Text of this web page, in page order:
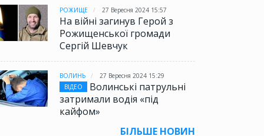
РОЖИЩЕ 27 Вересня 2024 15:57
На війні загинув Герой з
Рожищенської громади
Сергій Шевчук
ВОЛИНЬ
27 Вересня 2024 15:29
ВІДЕО
Волинські патрульні
затримали водія «під
кайфом»
БІЛЬШЕ НОВИН